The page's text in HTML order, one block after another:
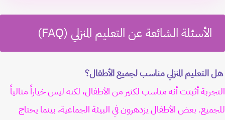
الأسئلة الشائعة عن التعليم المنزلي (FAQ)
هل التعليم المنزلي مناسب لجميع الأطفال؟
التجربة أثبتت أنه مناسب لكثير من الأطفال، لكنه ليس خياراً مثالياً
للجميع. بعض الأطفال يزدهرون في البيئة الجماعية، بينما يحتاج